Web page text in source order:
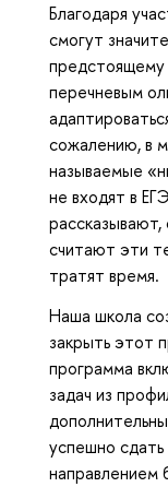
Благодаря
смогут
перечневым
сожалению, в
называемые
не входят в
считают эти
тратят время.
Наша школа
закрыть этот
программа
задач из
успешно
направлением